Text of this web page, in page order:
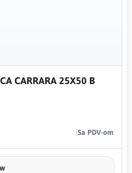
CARRARA 25X50 B
Sa PDV-om